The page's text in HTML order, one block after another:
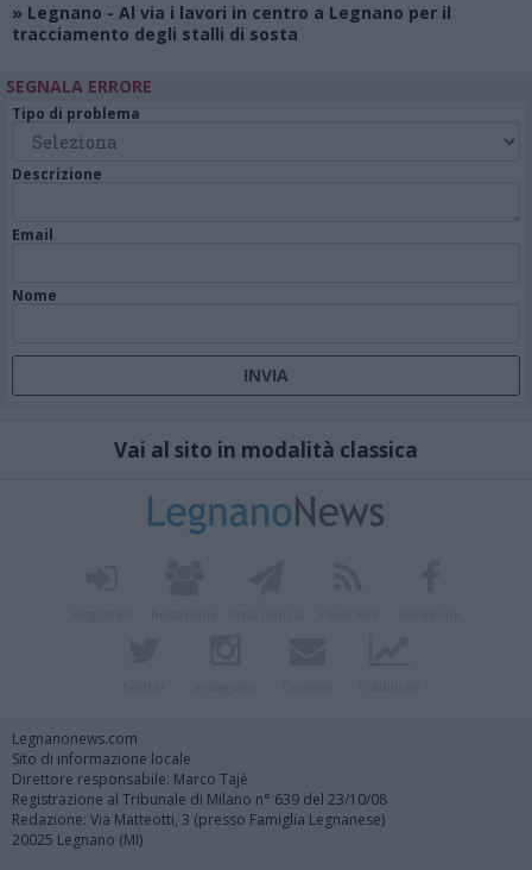
» Legnano - Al via i lavori in centro a Legnano per il
tracciamento degli stalli di sosta
SEGNALA ERRORE
Tipo di problema
Descrizione
Email
Nome
Vai al sito in modalità classica
Legnanonews.com
Sito di informazione locale
Direttore responsabile: Marco Tajè
Registrazione al Tribunale di Milano n° 639 del 23/10/08
Redazione: Via Matteotti, 3 (presso Famiglia Legnanese)
20025 Legnano (MI)